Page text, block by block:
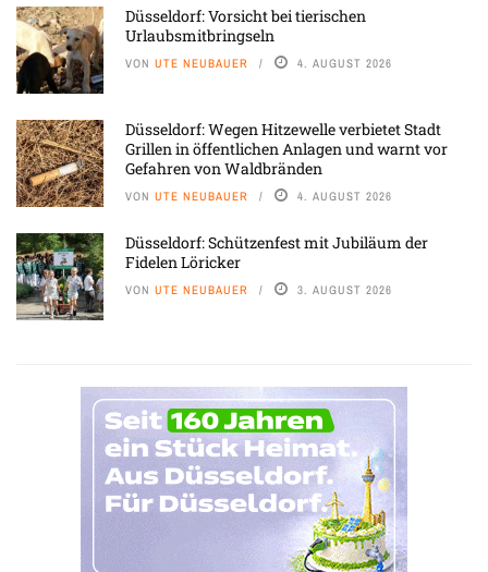
Düsseldorf: Vorsicht bei tierischen
Urlaubsmitbringseln
VON UTE NEUBAUER 4. AUGUST 2026
Düsseldorf: Wegen Hitzewelle verbietet Stadt
Grillen in öffentlichen Anlagen und warnt vor
Gefahren von Waldbränden
VON UTE NEUBAUER 4. AUGUST 2026
Düsseldorf: Schützenfest mit Jubiläum der
Fidelen Löricker
VON UTE NEUBAUER 3. AUGUST 2026